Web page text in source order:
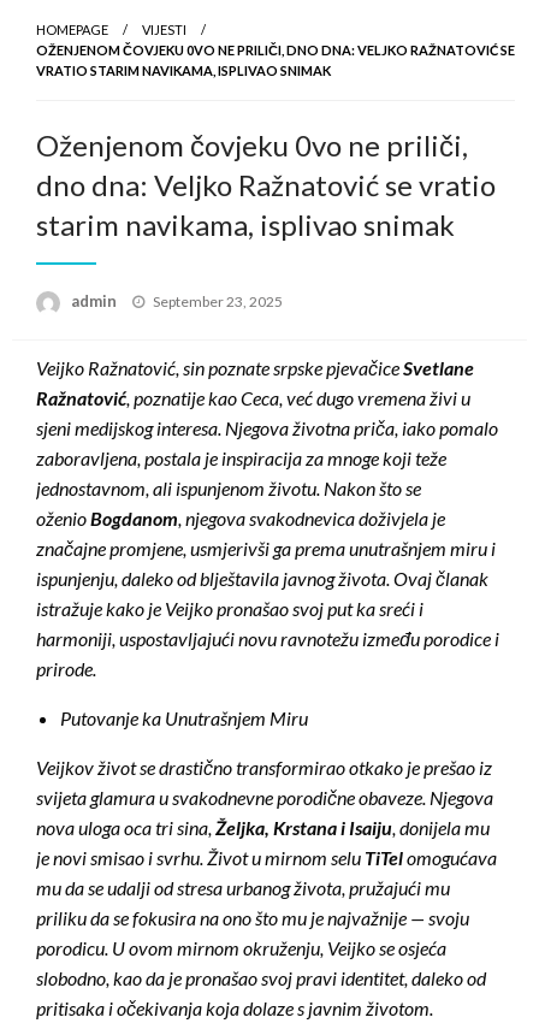
HOMEPAGE
VIJESTI
OŽENJENOM ČOVJEKU 0VO NE PRILIČI, DNO DNA: VELJKO RAŽNATOVIĆ SE
VRATIO STARIM NAVIKAMA, ISPLIVAO SNIMAK
Oženjenom čovjeku 0vo ne priliči,
dno dna: Veljko Ražnatović se vratio
starim navikama, isplivao snimak
admin
Posted
September 23, 2025
Veijko Ražnatović, sin poznate srpske pjevačiceSvetlane
Ražnatović, poznatije kao Ceca, već dugo vremena živi u
sjeni medijskog interesa. Njegova životna priča, iako pomalo
zaboravljena, postala je inspiracija za mnoge koji teže
jednostavnom, ali ispunjenom životu. Nakon što se
oženioBogdanom, njegova svakodnevica doživjela je
značajne promjene, usmjerivši ga prema unutrašnjem miru i
ispunjenju, daleko od blještavila javnog života. Ovaj članak
istražuje kako je Veijko pronašao svoj put ka sreći i
harmoniji, uspostavljajući novu ravnotežu između porodice i
prirode.
Putovanje ka Unutrašnjem Miru
Veijkov život se drastično transformirao otkako je prešao iz
svijeta glamura u svakodnevne porodične obaveze. Njegova
nova uloga oca tri sina,Željka, Krstana i Isaiju, donijela mu
je novi smisao i svrhu. Život u mirnom selu TiTelomogućava
mu da se udalji od stresa urbanog života, pružajući mu
priliku da se fokusira na ono što mu je najvažnije — svoju
porodicu. U ovom mirnom okruženju, Veijko se osjeća
slobodno, kao da je pronašao svoj pravi identitet, daleko od
pritisaka i očekivanja koja dolaze s javnim životom.